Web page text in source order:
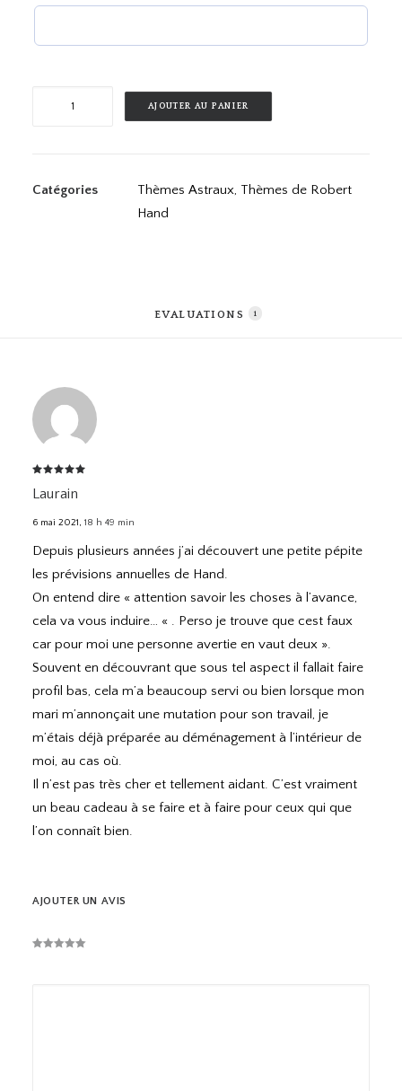
AJOUTER AU PANIER
Catégories Thèmes Astraux, Thèmes de Robert
Hand
EVALUATIONS 1
sur 5
Laurain
6 mai 2021, 18 h 49 min
Depuis plusieurs années j’ai découvert une petite pépite
les prévisions annuelles de Hand.
On entend dire « attention savoir les choses à l’avance,
cela va vous induire… « . Perso je trouve que cest faux
car pour moi une personne avertie en vaut deux ».
Souvent en découvrant que sous tel aspect il fallait faire
profil bas, cela m’a beaucoup servi ou bien lorsque mon
mari m’annonçait une mutation pour son travail, je
m’étais déjà préparée au déménagement à l’intérieur de
moi, au cas où.
Il n’est pas très cher et tellement aidant. C’est vraiment
un beau cadeau à se faire et à faire pour ceux qui que
l’on connaît bien.
AJOUTER UN AVIS